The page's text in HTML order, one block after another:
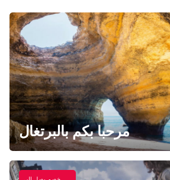
مرحبا بكم بالبرتغال